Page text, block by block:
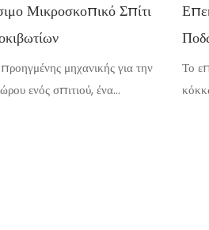
Μικροσκοπικό Σπίτι
μηχανικής για την
ενός σπιτιού, ένα
Το